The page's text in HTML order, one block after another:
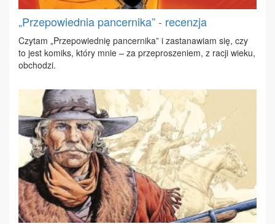
„Przepowiednia pancernika” - recenzja
Czy­tam „Prze­po­wied­nię pan­cer­ni­ka” i za­sta­na­wiam się, czy
to jest ko­miks, któ­ry mnie – za prze­pro­sze­niem, z ra­cji wie­ku,
ob­cho­dzi.